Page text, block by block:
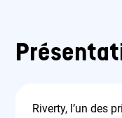
Riverty, l’un des